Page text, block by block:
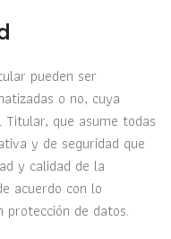
pueden ser
o no, cuya
que asume todas
y de seguridad que
y calidad de la
acuerdo con lo
de datos.